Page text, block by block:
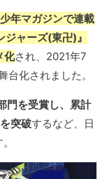
年マガジンで連載
ャーズ(東卍)』
化され、2021年7
化されました。
門を受賞し、累計
突破するなど、日